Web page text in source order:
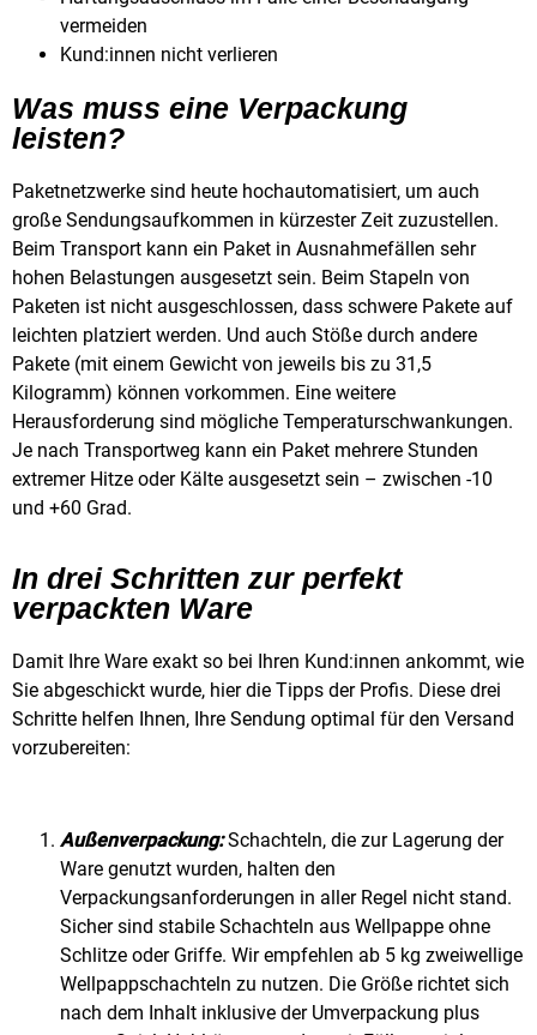
vermeiden
Kund:innen nicht verlieren
Was muss eine Verpackung
leisten?
Paketnetzwerke sind heute hochautomatisiert, um auch
große Sendungsaufkommen in kürzester Zeit zuzustellen.
Beim Transport kann ein Paket in Ausnahmefällen sehr
hohen Belastungen ausgesetzt sein. Beim Stapeln von
Paketen ist nicht ausgeschlossen, dass schwere Pakete auf
leichten platziert werden. Und auch Stöße durch andere
Pakete (mit einem Gewicht von jeweils bis zu 31,5
Kilogramm) können vorkommen. Eine weitere
Herausforderung sind mögliche Temperaturschwankungen.
Je nach Transportweg kann ein Paket mehrere Stunden
extremer Hitze oder Kälte ausgesetzt sein – zwischen -10
und +60 Grad.
In drei Schritten zur perfekt
verpackten Ware
Damit Ihre Ware exakt so bei Ihren Kund:innen ankommt, wie
Sie abgeschickt wurde, hier die Tipps der Profis. Diese drei
Schritte helfen Ihnen, Ihre Sendung optimal für den Versand
vorzubereiten:
Außenverpackung:Schachteln, die zur Lagerung der
Ware genutzt wurden, halten den
Verpackungsanforderungen in aller Regel nicht stand.
Sicher sind stabile Schachteln aus Wellpappe ohne
Schlitze oder Griffe. Wir empfehlen ab 5 kg zweiwellige
Wellpappschachteln zu nutzen. Die Größe richtet sich
nach dem Inhalt inklusive der Umverpackung plus